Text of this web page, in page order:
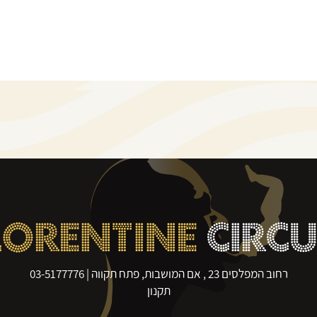
רחוב המפלסים 23 , אם המושבות, פתח תקווה |
03-5177776
תקנון